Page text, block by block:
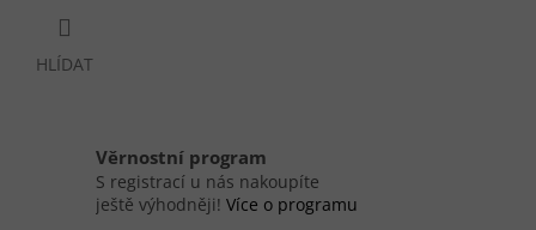
HLÍDAT
Věrnostní program
S registrací u nás nakoupíte
ještě výhodněji! Více o programu